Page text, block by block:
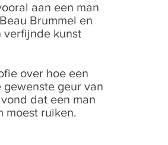
aan een man
Brummel en
verfijnde kunst
over hoe een
geur van
dat een man
moest ruiken.